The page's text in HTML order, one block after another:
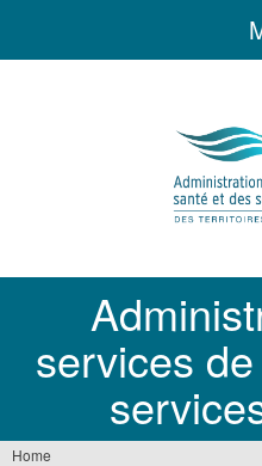
services
Home